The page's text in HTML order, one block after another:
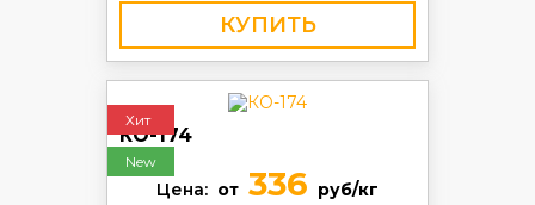
КУПИТЬ
Хит
New
КО-174
Цена: от 336 руб/кг